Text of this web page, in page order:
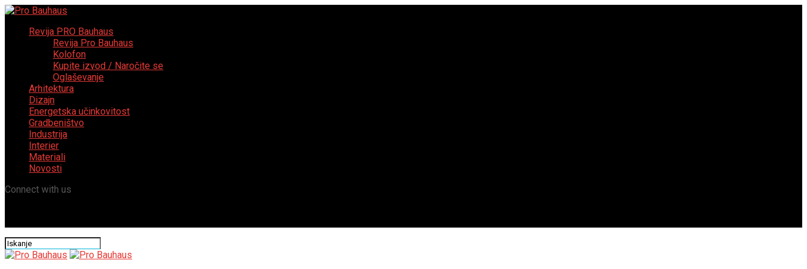
Revija PRO Bauhaus
Revija Pro Bauhaus
Kolofon
Kupite izvod / Naročite se
Oglaševanje
Arhitektura
Dizajn
Energetska učinkovitost
Gradbeništvo
Industrija
Interier
Materiali
Novosti
Connect with us